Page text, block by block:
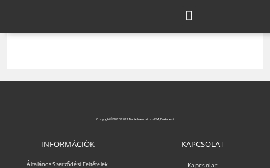
Copyright © 2020-2021 Dante International SA, Budapest
INFORMÁCIÓK
Általános Szerződési Feltételek
KAPCSOLAT
Kapcsolat